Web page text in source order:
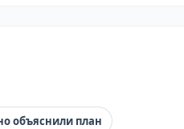
объяснили план